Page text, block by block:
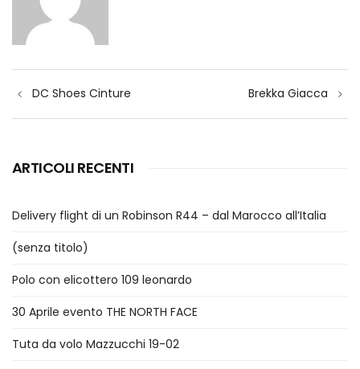
articoli
DC Shoes Cinture Brekka Giacca
ARTICOLI RECENTI
Delivery flight di un Robinson R44 – dal Marocco all’Italia
(senza titolo)
Polo con elicottero 109 leonardo
30 Aprile evento THE NORTH FACE
Tuta da volo Mazzucchi 19-02